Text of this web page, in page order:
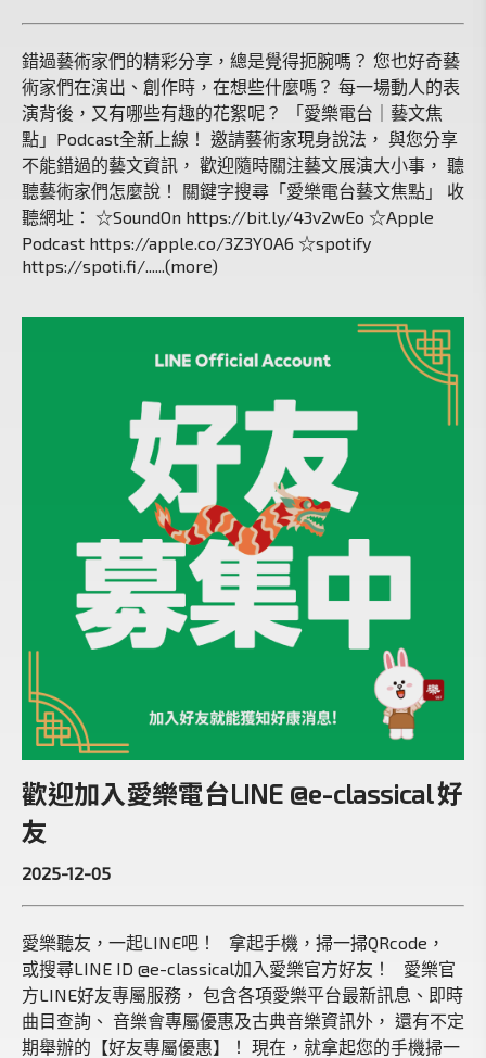
錯過藝術家們的精彩分享，總是覺得扼腕嗎？ 您也好奇藝
術家們在演出、創作時，在想些什麼嗎？ 每一場動人的表
演背後，又有哪些有趣的花絮呢？ 「愛樂電台｜藝文焦
點」Podcast全新上線！ 邀請藝術家現身說法， 與您分享
不能錯過的藝文資訊， 歡迎隨時關注藝文展演大小事， 聽
聽藝術家們怎麼說！ 關鍵字搜尋「愛樂電台藝文焦點」 收
聽網址： ☆SoundOn https://bit.ly/43v2wEo ☆Apple
Podcast https://apple.co/3Z3YOA6 ☆spotify
https://spoti.fi/......(more)
歡迎加入愛樂電台LINE @e-classical 好
友
2025-12-05
愛樂聽友，一起LINE吧！ 拿起手機，掃一掃QRcode，
或搜尋LINE ID @e-classical加入愛樂官方好友！ 愛樂官
方LINE好友專屬服務， 包含各項愛樂平台最新訊息、即時
曲目查詢、 音樂會專屬優惠及古典音樂資訊外， 還有不定
期舉辦的【好友專屬優惠】！ 現在，就拿起您的手機掃一